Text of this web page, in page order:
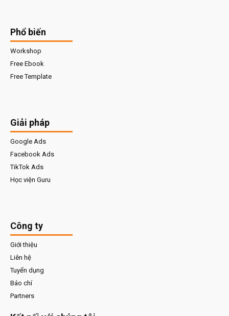
Phổ biến
Workshop
Free Ebook
Free Template
Giải pháp
Google Ads
Facebook Ads
TikTok Ads
Học viện Guru
Công ty
Giới thiệu
Liên hệ
Tuyển dụng
Báo chí
Partners